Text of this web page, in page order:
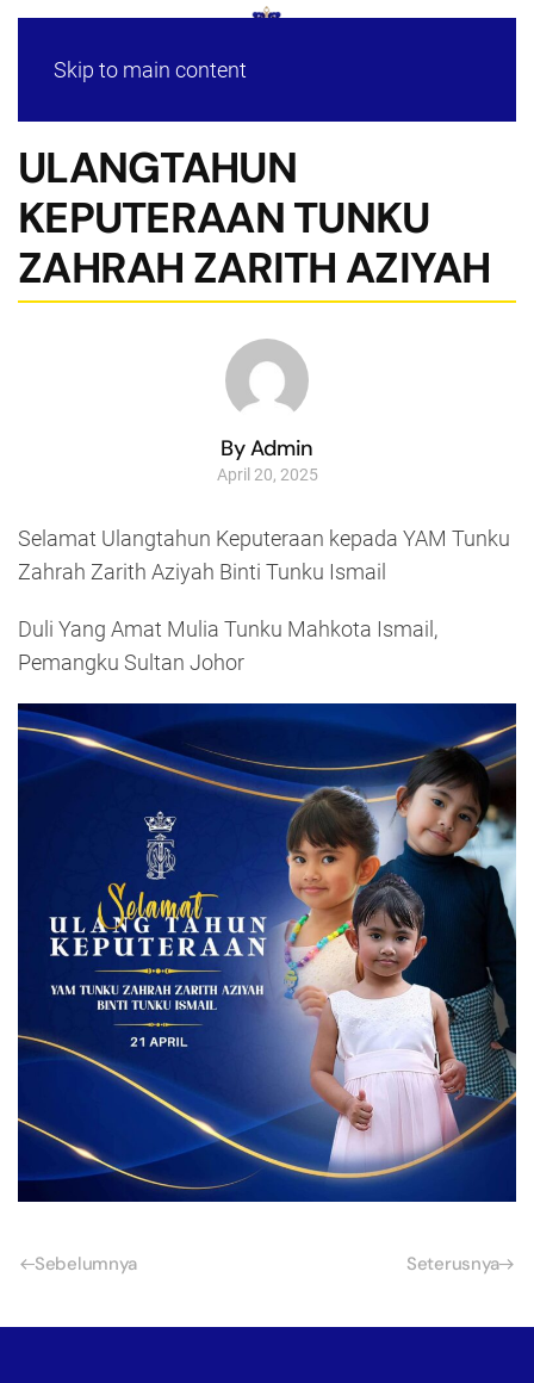
Skip to main content
ULANGTAHUN
KEPUTERAAN TUNKU
ZAHRAH ZARITH AZIYAH
By Admin
April 20, 2025
Selamat Ulangtahun Keputeraan kepada YAM Tunku
Zahrah Zarith Aziyah Binti Tunku Ismail
Duli Yang Amat Mulia Tunku Mahkota Ismail,
Pemangku Sultan Johor
Sebelumnya Seterusnya